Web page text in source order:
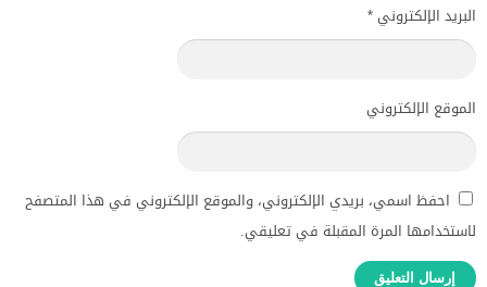
البريد الإلكتروني *
الموقع الإلكتروني
احفظ اسمي، بريدي الإلكتروني، والموقع الإلكتروني في هذا المتصفح
لاستخدامها المرة المقبلة في تعليقي.